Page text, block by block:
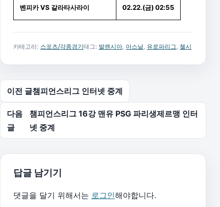
벤피카 VS 갈라타사라이 02.22.(금) 02:55
카테고리: 스포츠/각종경기태그: 발렌시아, 아스날, 유로파리그, 첼시
글 탐색
이전 글챔피언스리그 인터넷 중계
다음
글
챔피언스리그 16강 맨유 PSG 파리생제르맹 인터
넷 중계
답글 남기기
댓글을 달기 위해서는 로그인해야합니다.